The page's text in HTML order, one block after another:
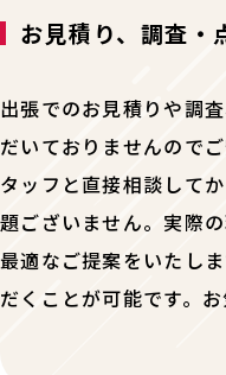
お見積り、調査・
出張でのお見積りや調
だいておりませんので
タッフと直接相談して
題ございません。実際
最適なご提案をいたし
だくことが可能です。